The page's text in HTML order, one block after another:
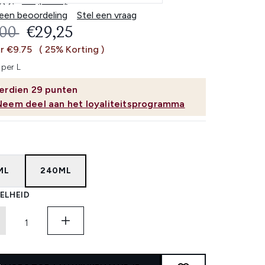
Lees
3050
beoordelingen.
Dezelfde
paginalink.
beoordeling
Stel een vraag
29 punten
deel aan het loyaliteitsprogramma
RETAIL PRICE:
HUIDIGE PRIJS:
€29,25
€9.75 ( 25% Korting )
L
240ML